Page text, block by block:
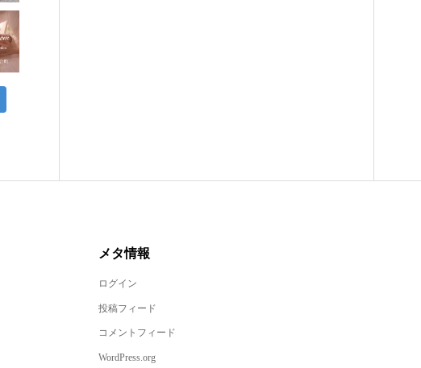
メタ情報
ログイン
投稿フィード
コメントフィード
WordPress.org